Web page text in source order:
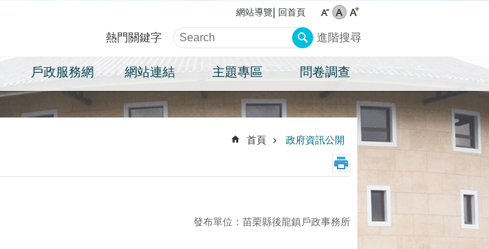
網站導覽 回首頁
熱門關鍵字 進階搜尋
戶政服務網 網站連結 主題專區 問卷調查
首頁 政府資訊公開
發布單位：苗栗縣後龍鎮戶政事務所